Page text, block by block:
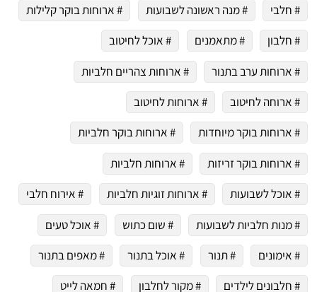
# חלבי
# מנה ראשונה לשבועות
# ארוחות בוקר קלילות
# חלבון
# מתאמנים
# אוכל לחיטוב
# ארוחות ערב בתנור
# ארוחות צהריים חלביות
# ארוחה לחיטוב
# ארוחות לחיטוב
# ארוחות בוקר מיוחדות
# ארוחות בוקר חלביות
# ארוחות בוקר זריזות
# ארוחות חלביות
# אוכל לשבועות
# ארוחות זוגיות חלביות
# אירוח חלבי
# מנות חלביות לשבועות
# שום כתוש
# אוכל טעים
# אימונים
# תנור # אוכל בתנור
# מאפים בתנור
# חלבונים לילדים
# מקור לחלבון # חמאה לייט